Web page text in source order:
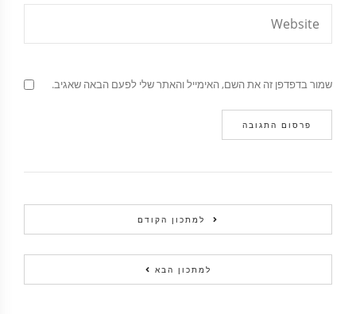
שמור בדפדפן זה את השם, האימייל והאתר שלי לפעם הבאה שאגיב.
למתכון הקודם
למתכון הבא